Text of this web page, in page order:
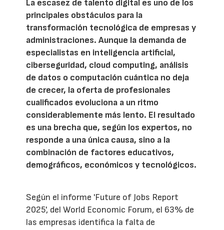
La escasez de talento digital es uno de los
principales obstáculos para la
transformación tecnológica de empresas y
administraciones. Aunque la demanda de
especialistas en inteligencia artificial,
ciberseguridad, cloud computing, análisis
de datos o computación cuántica no deja
de crecer, la oferta de profesionales
cualificados evoluciona a un ritmo
considerablemente más lento. El resultado
es una brecha que, según los expertos, no
responde a una única causa, sino a la
combinación de factores educativos,
demográficos, económicos y tecnológicos.
Según el informe 'Future of Jobs Report
2025', del World Economic Forum, el 63% de
las empresas identifica la falta de